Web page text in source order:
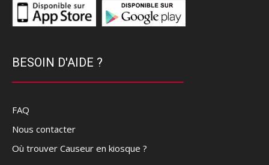
BESOIN D'AIDE ?
FAQ
Nous contacter
Où trouver Causeur en kiosque ?